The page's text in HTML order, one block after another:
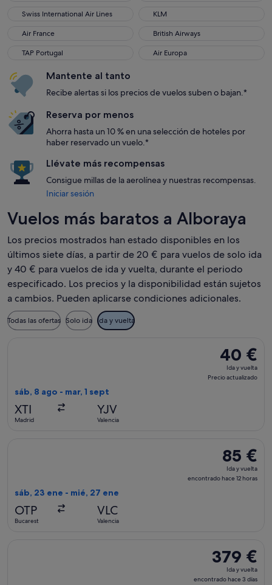
Swiss International Air Lines
Swiss International Air Lines KLM
KLM
Air France
Air France British Airways
British Airways
TAP Portugal
TAP Portugal Air Europa
Air Europa
Mantente al tanto
Recibe alertas si los precios de vuelos suben o bajan.*
Reserva por menos
Ahorra hasta un 10 % en una selección de hoteles por
haber reservado un vuelo.*
Llévate más recompensas
Consigue millas de la aerolínea y nuestras recompensas.
Iniciar sesión
Vuelos más baratos a Alboraya
Los precios mostrados han estado disponibles en los
últimos siete días, a partir de 20 € para vuelos de solo ida
y 40 € para vuelos de ida y vuelta, durante el periodo
especificado. Los precios y la disponibilidad están sujetos
a cambios. Pueden aplicarse condiciones adicionales.
Todas las ofertas Solo ida Ida y vuelta
40 €
Ida
y
40 €
Ida y vuelta
Precio actualizado
sáb, 8 ago - mar, 1 sept
XTI
Madrid
YJV
Valencia
85 €
Ida
y
85 €
Ida y vuelta
encontrado hace 12 horas
sáb, 23 ene - mié, 27 ene
OTP
Bucarest
VLC
Valencia
379 €
Ida
y
379 €
Ida y vuelta
encontrado hace 3 días